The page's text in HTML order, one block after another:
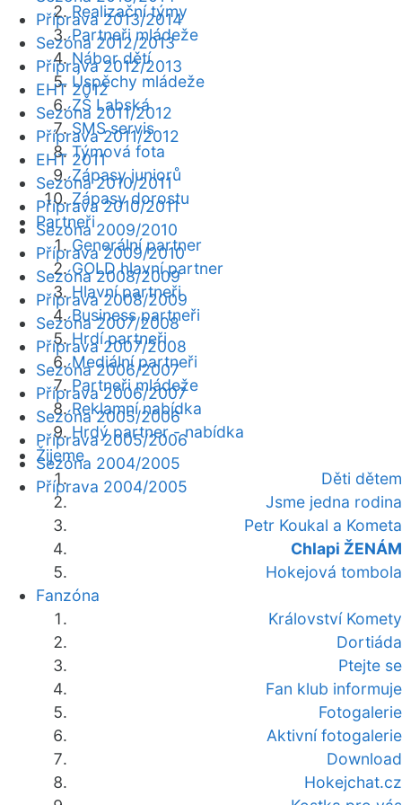
Realizační týmy
Partneři mládeže
Nábor dětí
Úspěchy mládeže
ZŠ Labská
SMS servis
Týmová fota
Zápasy juniorů
Zápasy dorostu
Partneři
Generální partner
GOLD hlavní partner
Hlavní partneři
Business partneři
Hrdí partneři
Mediální partneři
Partneři mládeže
Reklamní nabídka
Hrdý partner - nabídka
Žijeme
Děti dětem
Jsme jedna rodina
Petr Koukal a Kometa
Chlapi ŽENÁM
Hokejová tombola
Fanzóna
Království Komety
Dortiáda
Ptejte se
Fan klub informuje
Fotogalerie
Aktivní fotogalerie
Download
Hokejchat.cz
Příprava 2013/2014
Sezóna 2012/2013
Příprava 2012/2013
EHT 2012
Sezóna 2011/2012
Příprava 2011/2012
EHT 2011
Sezóna 2010/2011
Příprava 2010/2011
Sezóna 2009/2010
Příprava 2009/2010
Sezóna 2008/2009
Příprava 2008/2009
Sezóna 2007/2008
Příprava 2007/2008
Sezóna 2006/2007
Příprava 2006/2007
Sezóna 2005/2006
Příprava 2005/2006
Sezóna 2004/2005
Příprava 2004/2005